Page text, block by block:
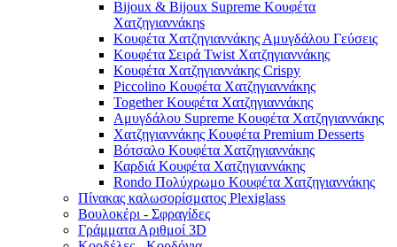
Bijoux & Bijoux Supreme Κουφέτα
Χατζηγιαννάκηs
Κουφέτα Χατζηγιαννάκης Αμυγδάλου Γεύσεις
Κουφέτα Σειρά Twist Χατζηγιαννάκης
Κουφέτα Χατζηγιαννάκης Crispy
Piccolino Κουφέτα Χατζηγιαννάκης
Together Κουφέτα Χατζηγιαννάκης
Αμυγδάλου Supreme Κουφέτα Χατζηγιαννάκης
Χατζηγιαννάκης Κουφέτα Premium Desserts
Βότσαλο Κουφέτα Χατζηγιαννάκης
Καρδιά Κουφέτα Χατζηγιαννάκης
Rondo Πολύχρωμο Κουφέτα Χατζηγιαννάκης
Πίνακας καλωσορίσματος Plexiglass
Βουλοκέρι - Σφραγίδες
Γράμματα Αριθμοί 3D